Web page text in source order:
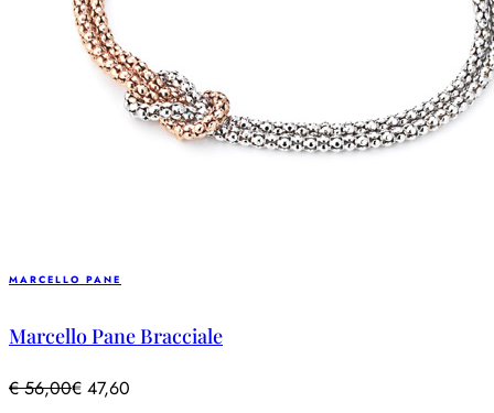
MARCELLO PANE
Marcello Pane Bracciale
€56,00€ 47,60